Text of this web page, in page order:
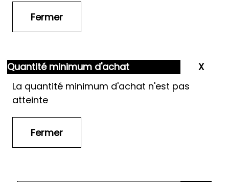
Quantité minimum d'achat
La quantité minimum d'achat n'est pas
atteinte